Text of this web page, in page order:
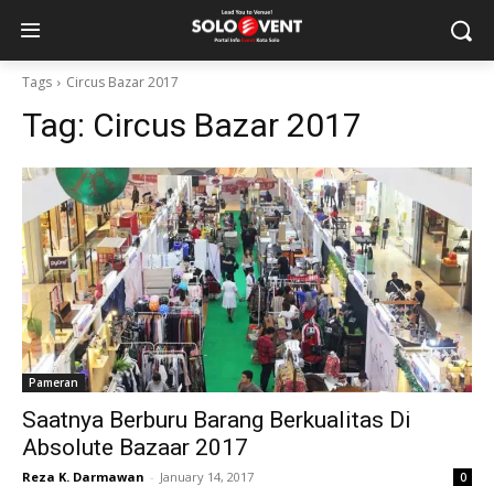
Tags Circus Bazar 2017
Tag: Circus Bazar 2017
Pameran
Saatnya Berburu Barang Berkualitas Di
Absolute Bazaar 2017
Reza K. Darmawan - January 14, 2017 0